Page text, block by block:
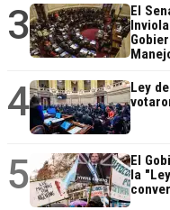
3
El
4
Ley
5
El
la